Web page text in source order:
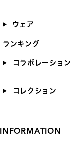
ウェア
ランキング
コラボレーション
コレクション
INFORMATION